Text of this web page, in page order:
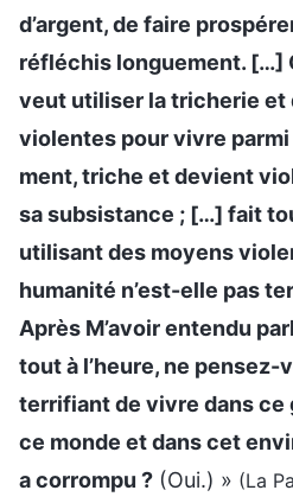
d’argent, de faire
réfléchis longuement. […]
veut utiliser la tricherie et
violentes pour vivre
ment, triche et devient
sa subsistance ; […] fait
utilisant des moyens
humanité n’est-elle pas
Après M’avoir entendu
tout à l’heure, ne pensez-
terrifiant de vivre dans ce
ce monde et dans cet
a corrompu ? (Oui.) » (La